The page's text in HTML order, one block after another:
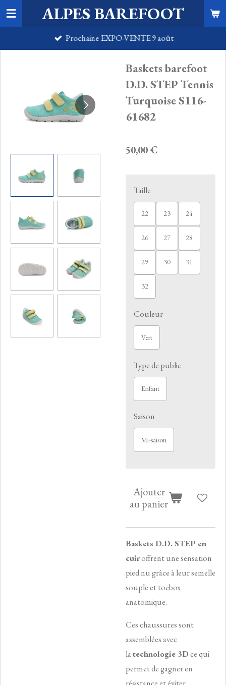
Passer
au
ALPES BAREFOOT
Prochaine EXPO-VENTE 9 août
Baskets barefoot
D.D. STEP Tennis
Turquoise S116-
61682
50,00 €
Taille
22 23 24
26 27 28
29 30 31
32
Couleur
Vert
Type de public
Enfant
Saison
Mi-saison
Ajouter
au panier
Baskets D.D. STEP en
cuiroffrent une sensation
pied nu grâce à leur semelle
souple et toebox
anatomique.
Ces chaussures sont
assemblées avec
latechnologie 3Dce qui
permet de gagner en